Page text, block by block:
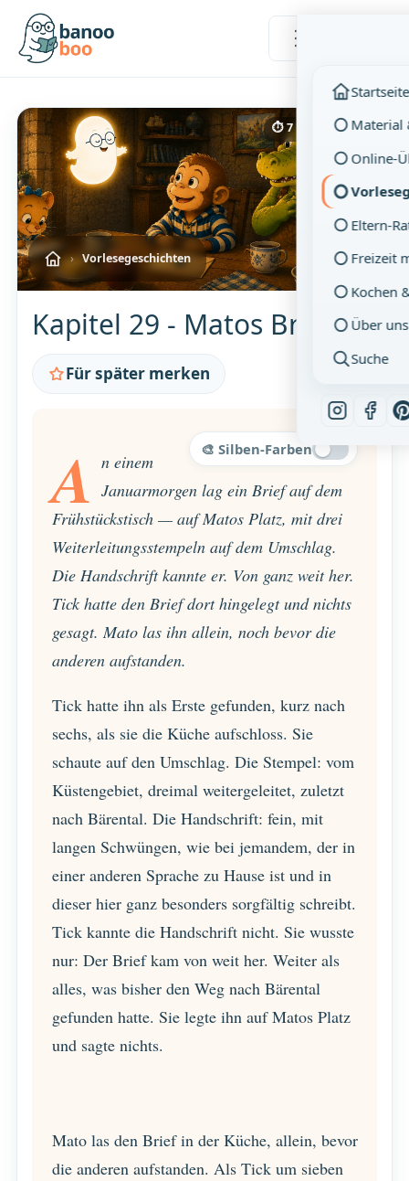
Startseite
Material
Online-
Eltern-
Freizeit
Kochen
Über uns
Suche
› Vorlesegeschichten
⏱ 7 Min. Lesezeit
Kapitel 29 - Matos Brief
Für später merken
🎨 Silben-Farben
A n einem
Januarmorgen lag ein Brief auf dem
Frühstückstisch — auf Matos Platz, mit drei
Weiterleitungsstempeln auf dem Umschlag.
Die Handschrift kannte er. Von ganz weit her.
Tick hatte den Brief dort hingelegt und nichts
gesagt. Mato las ihn allein, noch bevor die
anderen aufstanden.
Tick hatte ihn als Erste gefunden, kurz nach
sechs, als sie die Küche aufschloss. Sie
schaute auf den Umschlag. Die Stempel: vom
Küstengebiet, dreimal weitergeleitet, zuletzt
nach Bärental. Die Handschrift: fein, mit
langen Schwüngen, wie bei jemandem, der in
einer anderen Sprache zu Hause ist und in
dieser hier ganz besonders sorgfältig schreibt.
Tick kannte die Handschrift nicht. Sie wusste
nur: Der Brief kam von weit her. Weiter als
alles, was bisher den Weg nach Bärental
gefunden hatte. Sie legte ihn auf Matos Platz
und sagte nichts.
Mato las den Brief in der Küche, allein, bevor
die anderen aufstanden. Als Tick um sieben